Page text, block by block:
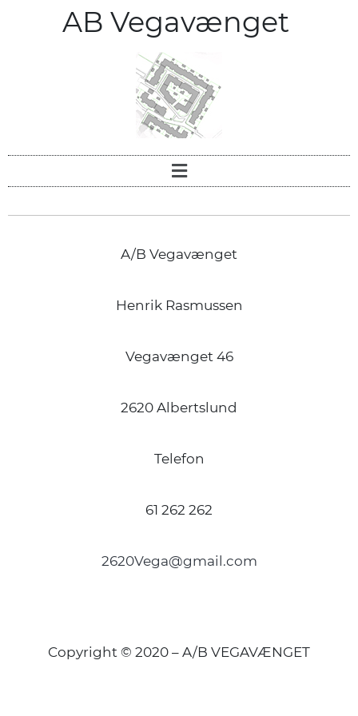
AB Vegavænget
A/B Vegavænget
Henrik Rasmussen
Vegavænget 46
2620 Albertslund
Telefon
61 262 262
2620Vega@gmail.com
Copyright © 2020 – A/B VEGAVÆNGET